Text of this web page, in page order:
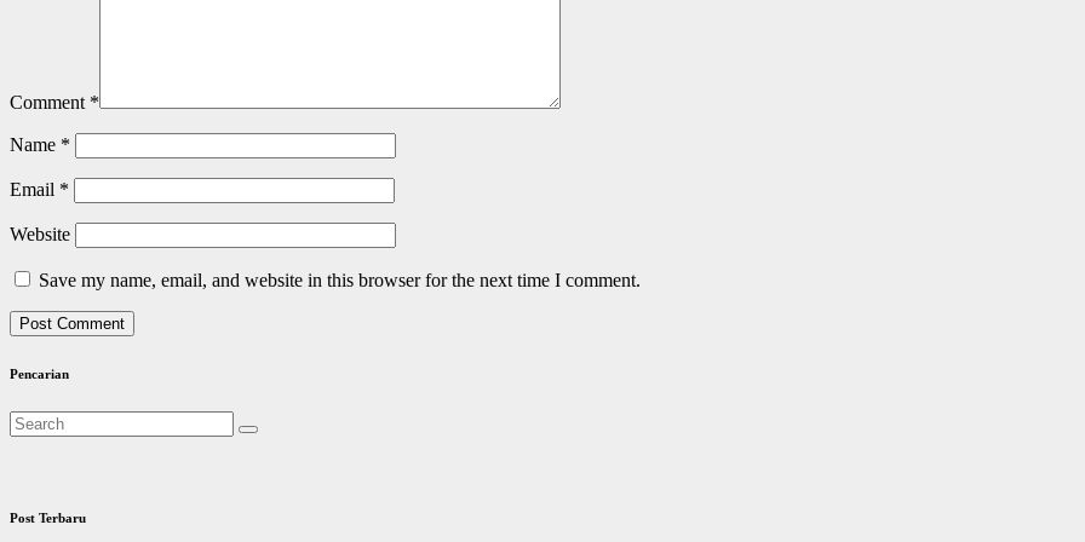
Comment *
Name *
Email *
Website
Save my name, email, and website in this browser for the next time I comment.
Pencarian
Post Terbaru